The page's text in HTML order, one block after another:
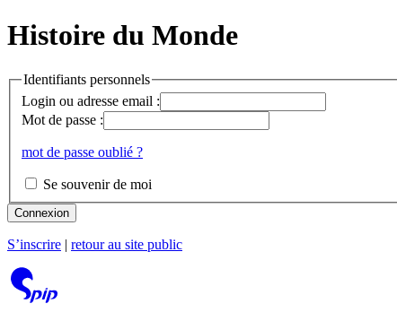
Histoire du Monde
Identifiants personnels
Login ou adresse email :
Mot de passe :
mot de passe oublié ?
Se souvenir de moi
Connexion
S’inscrire retour au site public